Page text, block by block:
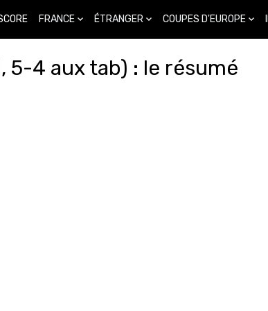
FRANCE ÉTRANGER COUPES D'EUROPE
5-4 aux tab) : le résumé